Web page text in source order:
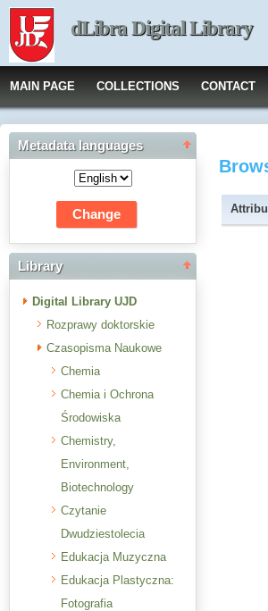
dLibra Digital Library
MAIN PAGE COLLECTIONS CONTACT
Metadata languages
Library
Digital Library UJD
Rozprawy doktorskie
Czasopisma Naukowe
Chemia
Chemia i Ochrona
Środowiska
Chemistry,
Environment,
Biotechnology
Czytanie
Dwudziestolecia
Edukacja Muzyczna
Edukacja Plastyczna:
Fotografia